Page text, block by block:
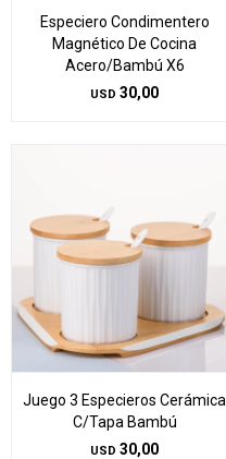
Especiero Condimentero
Magnético De Cocina
Acero/Bambú X6
USD 30,00
Juego 3 Especieros Cerámica
C/Tapa Bambú
USD 30,00